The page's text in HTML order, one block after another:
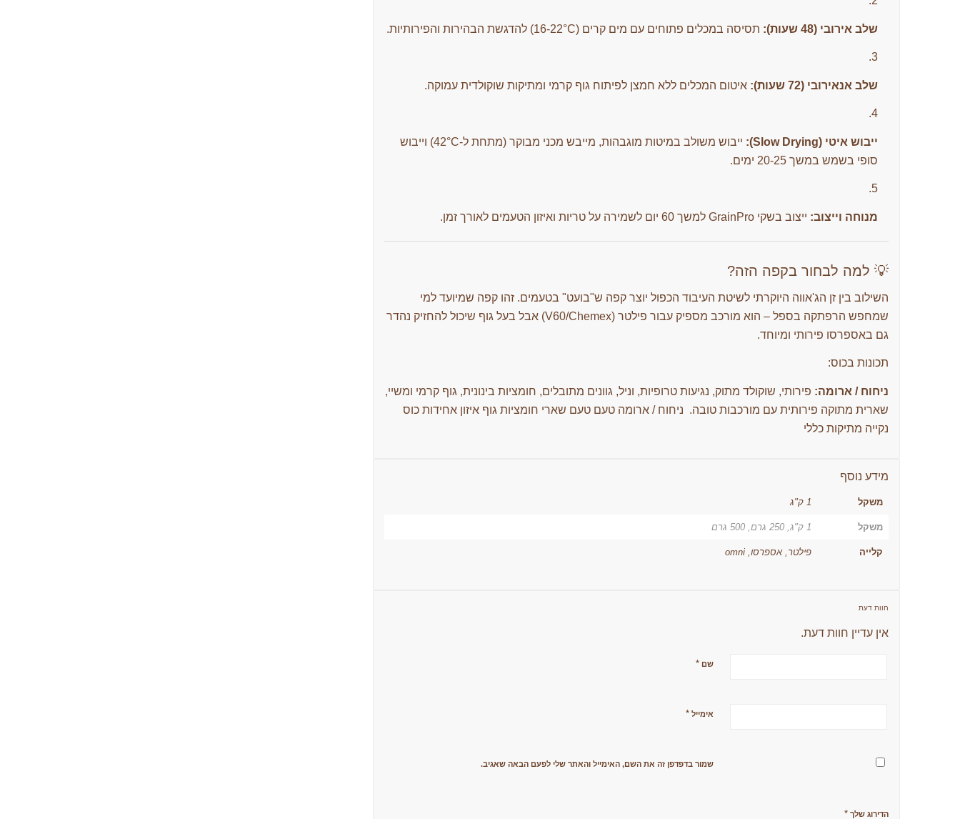
שלב אירובי (48 שעות): תסיסה במכלים פתוחים עם מים קרים (16-22°C) להדגשת הבהירות והפירותיות.
שלב אנאירובי (72 שעות): איטום המכלים ללא חמצן לפיתוח גוף קרמי ומתיקות שוקולדית עמוקה.
ייבוש איטי (Slow Drying):
ייבוש משולב במיטות מוגבהות, מייבש מכני מבוקר (מתחת ל-42°C) וייבוש
סופי בשמש במשך 20-25 ימים.
מנוחה וייצוב: ייצוב בשקי GrainPro למשך 60 יום לשמירה על טריות ואיזון הטעמים לאורך זמן.
💡 למה לבחור בקפה הזה?
השילוב בין זן הג'אווה היוקרתי לשיטת העיבוד הכפול יוצר קפה ש"בועט" בטעמים. זהו קפה שמיועד למי
שמחפש הרפתקה בספל – הוא מורכב מספיק עבור פילטר (V60/Chemex) אבל בעל גוף שיכול להחזיק נהדר
גם באספרסו פירותי ומיוחד.
תכונות בכוס:
ניחוח / ארומה: פירותי, שוקולד מתוק, נגיעות טרופיות, וניל, גוונים מתובלים, חומציות בינונית, גוף קרמי ומשיי,
שארית מתוקה פירותית עם מורכבות טובה. ניחוח / ארומה טעם טעם שארי חומציות גוף איזון אחידות כוס
נקייה מתיקות כללי
מידע נוסף
משקל 1 ק"ג
משקל 1 ק"ג, 250 גרם, 500 גרם
קלייה פילטר, אספרסו, omni
חוות דעת
אין עדיין חוות דעת.
שם *
אימייל *
שמור בדפדפן זה את השם, האימייל והאתר שלי לפעם הבאה שאגיב.
הדירוג שלך *